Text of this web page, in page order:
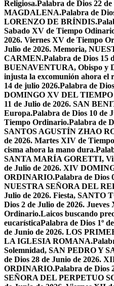
Religiosa.Palabra de Dios 22
MAGDALENA.Palabra de
LORENZO DE BRÍNDIS.
Sabado XV de Tiempo
2026. Viernes XV de Tiempo
Julio de 2026. Memoria,
CARMEN.Palabra de Dios 15
BUENAVENTURA, Obispo y
injusta la excomunión ahora el
14 de julio 2026.Palabra de
DOMINGO XV DEL
11 de Julio de 2026. SAN
Europa.Palabra de Dios 10 de
Tiempo Ordinario.Palabra de
SANTOS AGUSTÍN ZHAO
de 2026. Martes XIV de
cisma ahora la mano dura.
SANTA MARÍA GORETTI,
de Julio de 2026. XIV
ORDINARIO.Palabra de Dios
NUESTRA SEÑORA DEL
Julio de 2026. Fiesta, SANTO
Dios 2 de Julio de 2026.
Ordinario.Laicos buscando
eucarísticaPalabra de Dios 1º
de Junio de 2026. LOS
LA IGLESIA ROMANA.
Solemnidad, SAN PEDRO Y
de Dios 28 de Junio de 2026.
ORDINARIO.Palabra de Dios
SEÑORA DEL PERPETUO